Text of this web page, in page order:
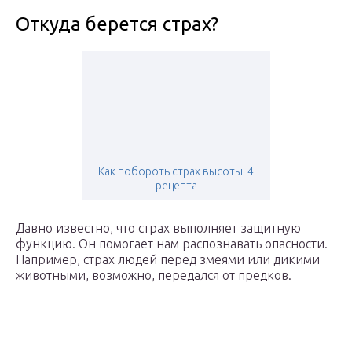
Откуда берется страх?
Как побороть страх высоты: 4
рецепта
Давно известно, что страх выполняет защитную
функцию. Он помогает нам распознавать опасности.
Например, страх людей перед змеями или дикими
животными, возможно, передался от предков.